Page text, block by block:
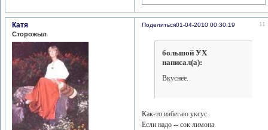
Поделиться 11
01-04-2010 00:30:19
Катя
Сторожыл
большой УХ
написал(а):
Вкуснее.
Как-то избегаю уксус.
Если надо -- сок лимона.